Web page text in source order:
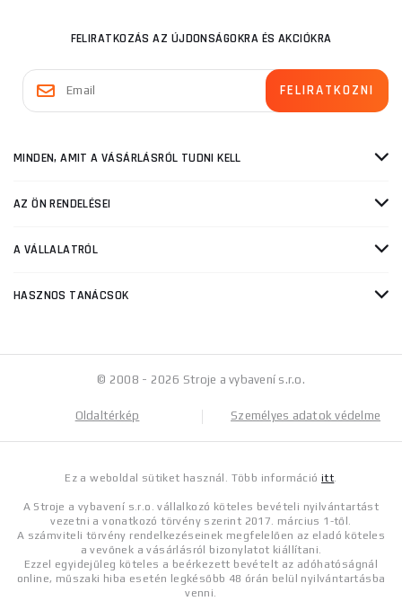
FELIRATKOZÁS AZ ÚJDONSÁGOKRA ÉS AKCIÓKRA
MINDEN, AMIT A VÁSÁRLÁSRÓL TUDNI KELL
AZ ÖN RENDELÉSEI
A VÁLLALATRÓL
HASZNOS TANÁCSOK
© 2008 - 2026 Stroje a vybavení s.r.o.
Oldaltérkép Személyes adatok védelme
Ez a weboldal sütiket használ. Több információitt.
A Stroje a vybavení s.r.o. vállalkozó köteles bevételi nyilvántartást
vezetni a vonatkozó törvény szerint 2017. március 1-től.
A számviteli törvény rendelkezéseinek megfelelően az eladó köteles
a vevőnek a vásárlásról bizonylatot kiállítani.
Ezzel egyidejűleg köteles a beérkezett bevételt az adóhatóságnál
online, műszaki hiba esetén legkésőbb 48 órán belül nyilvántartásba
venni.